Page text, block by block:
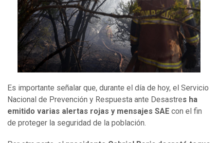
Es importante señalar que, durante el día de hoy, el Servicio
Nacional de Prevención y Respuesta ante Desastres ha
emitido varias alertas rojas y mensajes SAE con el fin
de proteger la seguridad de la población.